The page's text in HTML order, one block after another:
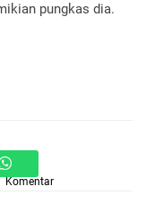
pungkas dia.
Komentar